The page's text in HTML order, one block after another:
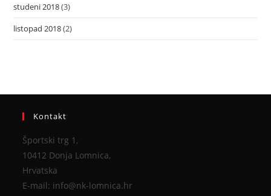
studeni 2018(3)
listopad 2018(2)
Kontakt
Športski trg 1,
10412 Donja Lomnica,
Hrvatska
E-mail: info@nk-lomnica.hr